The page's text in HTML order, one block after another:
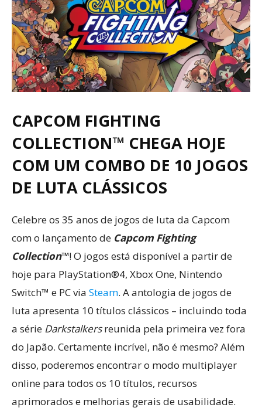
CAPCOM FIGHTING
COLLECTION™ CHEGA HOJE
COM UM COMBO DE 10 JOGOS
DE LUTA CLÁSSICOS
Celebre os 35 anos de jogos de luta da Capcom
com o lançamento de Capcom Fighting
Collection™! O jogos está disponível a partir de
hoje para PlayStation®4, Xbox One, Nintendo
Switch™ e PC via Steam. A antologia de jogos de
luta apresenta 10 títulos clássicos – incluindo toda
a série Darkstalkersreunida pela primeira vez fora
do Japão. Certamente incrível, não é mesmo? Além
disso, poderemos encontrar o modo multiplayer
online para todos os 10 títulos, recursos
aprimorados e melhorias gerais de usabilidade.